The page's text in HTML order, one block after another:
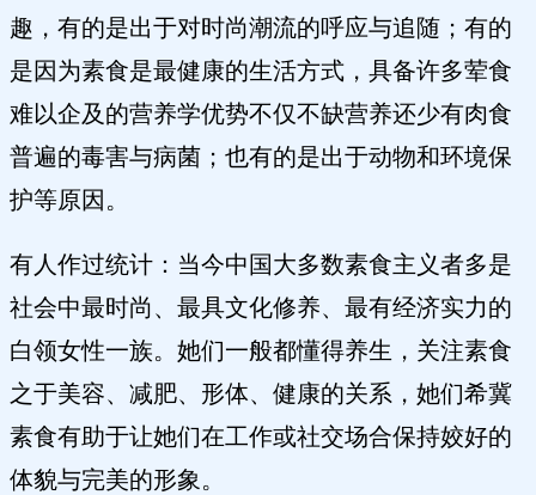
趣，有的是出于对时尚潮流的呼应与追随；有的
是因为素食是最健康的生活方式，具备许多荤食
难以企及的营养学优势不仅不缺营养还少有肉食
普遍的毒害与病菌；也有的是出于动物和环境保
护等原因。
有人作过统计：当今中国大多数素食主义者多是
社会中最时尚、最具文化修养、最有经济实力的
白领女性一族。她们一般都懂得养生，关注素食
之于美容、减肥、形体、健康的关系，她们希冀
素食有助于让她们在工作或社交场合保持姣好的
体貌与完美的形象。